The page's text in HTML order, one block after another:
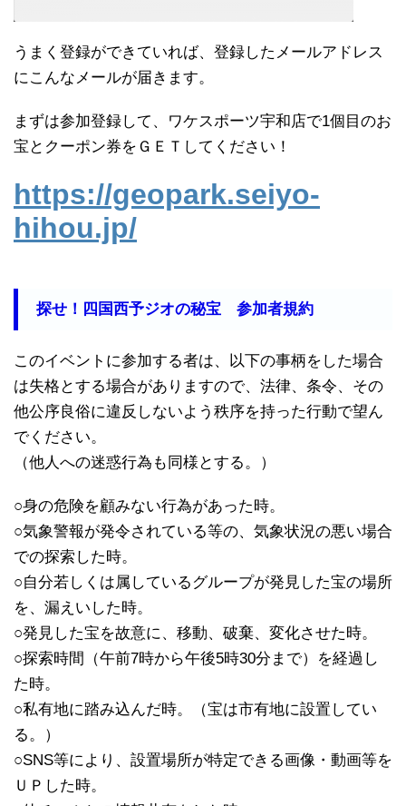
うまく登録ができていれば、登録したメールアドレス
にこんなメールが届きます。
まずは参加登録して、ワケスポーツ宇和店で1個目のお
宝とクーポン券をＧＥＴしてください！
https://geopark.seiyo-
hihou.jp/
探せ！四国西予ジオの秘宝 参加者規約
このイベントに参加する者は、以下の事柄をした場合
は失格とする場合がありますので、法律、条令、その
他公序良俗に違反しないよう秩序を持った行動で望ん
でください。
（他人への迷惑行為も同様とする。）
○身の危険を顧みない行為があった時。
○気象警報が発令されている等の、気象状況の悪い場合
での探索した時。
○自分若しくは属しているグループが発見した宝の場所
を、漏えいした時。
○発見した宝を故意に、移動、破棄、変化させた時。
○探索時間（午前7時から午後5時30分まで）を経過し
た時。
○私有地に踏み込んだ時。（宝は市有地に設置してい
る。）
○SNS等により、設置場所が特定できる画像・動画等を
ＵＰした時。